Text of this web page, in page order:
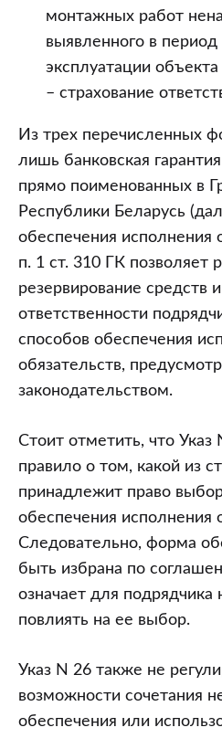
монтажных работ
выявленного в период
эксплуатации
– страхование
Из трех перечисленных
лишь банковская
прямо поименованных в
Республики Беларусь
обеспечения исполнения
п. 1 ст. 310 ГК позволяет
резервирование средств
ответственности
способов обеспечения
обязательств,
законодательством.
Стоит отметить, что Указ
правило о том, какой из
принадлежит право
обеспечения исполнения
Следовательно, форма
быть избрана по
означает для
повлиять на ее выбор.
Указ N 26 также не
возможности сочетания
обеспечения или